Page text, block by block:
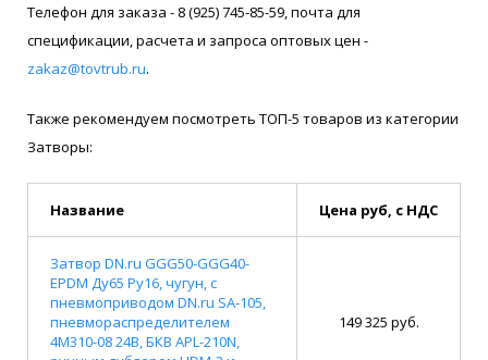
Телефон для заказа - 8 (925) 745-85-59, почта для
спецификации, расчета и запроса оптовых цен -
zakaz@tovtrub.ru.
Также рекомендуем посмотреть ТОП-5 товаров из категории
Затворы:
Название Цена руб, с НДС
Затвор DN.ru GGG50-GGG40-
EPDM Ду65 Ру16, чугун, с
пневмоприводом DN.ru SA-105,
пневмораспределителем
4M310-08 24В, БКВ APL-210N,
149 325 руб.